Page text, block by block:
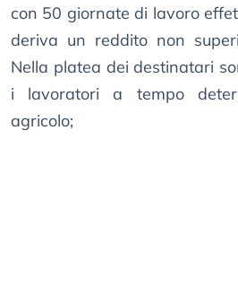
con 50 giornate di lavoro
deriva un reddito non
Nella platea dei destinatari
i lavoratori a tempo
agricolo;